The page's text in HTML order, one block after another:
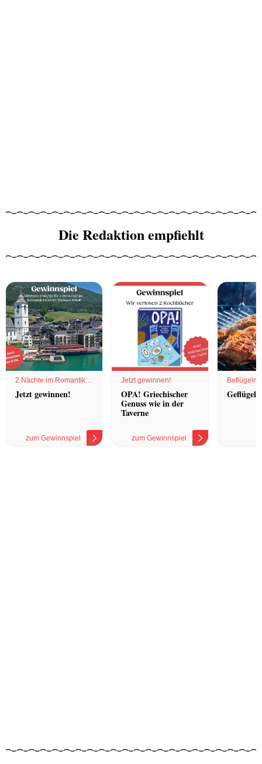
Die Redaktion empfiehlt
2 Nächte im Romantik
Hotel
Jetzt gewinnen!
zum Gewinnspiel
Jetzt gewinnen!
OPA! Griechischer
Genuss wie in der
Taverne
zum Gewinnspiel
Geflügel